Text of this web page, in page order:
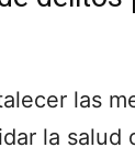
las
la salud